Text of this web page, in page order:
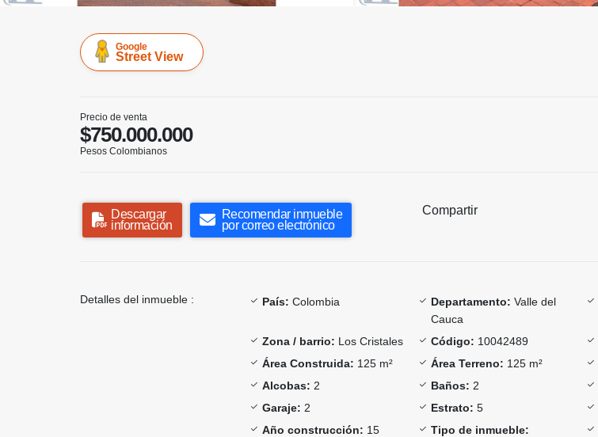
Google
Street View
Precio de venta
$750.000.000
Pesos Colombianos
Descargar
información
Recomendar inmueble
por correo electrónico
Compartir
Detalles del inmueble : País: Colombia Departamento: Valle del
Cauca
Zona / barrio: Los Cristales Código: 10042489
Área Construida: 125 m² Área Terreno: 125 m²
Alcobas: 2 Baños: 2
Garaje: 2 Estrato: 5
Año construcción: 15
Tipo de inmueble: